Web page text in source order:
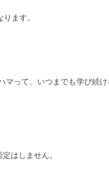
ます。
マって、いつまでも学び続
はしません。